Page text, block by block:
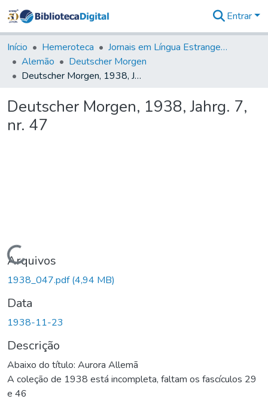
&
Coleções
Tudo na
Biblioteca
Estatísticas
Entrar
Início Hemeroteca
Jornais em Língua Estrangeira
Alemão
Deutscher Morgen
Deutscher Morgen, 1938, Jahrg. 7, nr. 47
Deutscher Morgen, 1938, Jahrg. 7,
nr. 47
Carregando...
Arquivos
1938_047.pdf(4,94 MB)
Data
1938-11-23
Descrição
Abaixo do título: Aurora Allemã
A coleção de 1938 está incompleta, faltam os fascículos 29
e 46